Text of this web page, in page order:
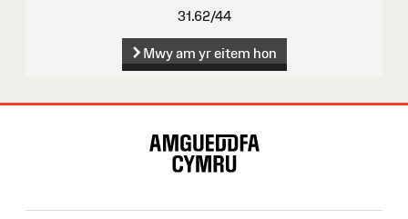
31.62/44
Mwy am yr eitem hon